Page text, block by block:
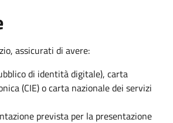
assicurati di avere:
di identità digitale), carta
(CIE) o carta nazionale dei servizi
prevista per la presentazione